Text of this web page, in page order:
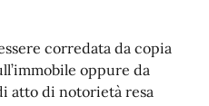
corredata da copia
oppure da
atto di notorietà resa